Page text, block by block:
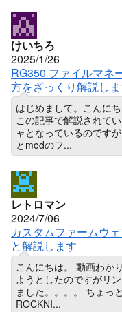
けいちろ
2025/1/26
RG350 ファイルマネ
方をざっくり解説し
はじめまして。こんに
この記事で解説されて
ャとなっているのです
とmodのフ...
レトロマン
2024/7/06
カスタムファームウ
と解説します
こんにちは。 動画わか
ようとしたのですがリ
ました。。。。 ちょっ
ROCKNI...